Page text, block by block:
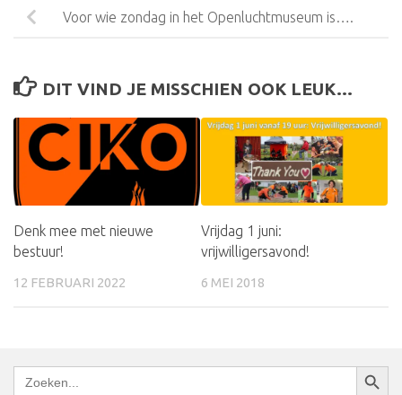
Voor wie zondag in het Openluchtmuseum is….
DIT VIND JE MISSCHIEN OOK LEUK...
Denk mee met nieuwe
bestuur!
12 FEBRUARI 2022
Vrijdag 1 juni:
vrijwilligersavond!
6 MEI 2018
Zoek
naar: